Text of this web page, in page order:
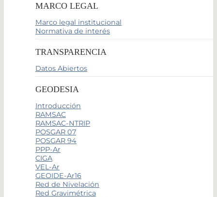
MARCO LEGAL
Marco legal institucional
Normativa de interés
TRANSPARENCIA
Datos Abiertos
GEODESIA
Introducción
RAMSAC
RAMSAC-NTRIP
POSGAR 07
POSGAR 94
PPP-Ar
CIGA
VEL-Ar
GEOIDE-Ar16
Red de Nivelación
Red Gravimétrica